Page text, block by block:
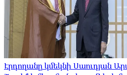
Էրդողանը կմեկնի Սաուդյան